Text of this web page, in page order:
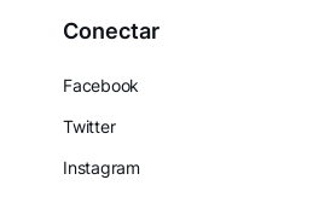
Conectar
Facebook
Twitter
Instagram